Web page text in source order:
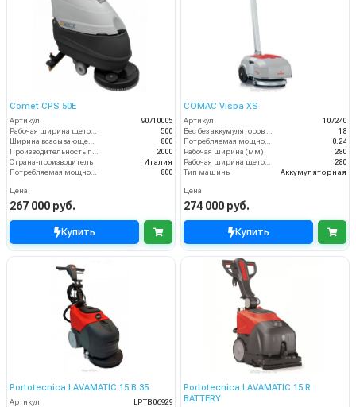
Comet CPS 50E
Артикул
90710005
500
800
2000
Страна-производитель
Италия
800
Цена
267 000 руб.
Купить
COMAC Vispa XS
Артикул
107240
18
0.24
Рабочая ширина (мм)
280
280
Тип машины
Аккумуляторная
Цена
274 000 руб.
Купить
Portotecnica LAVAMATIC 15 B 35
Артикул
LPTB06929
Portotecnica LAVAMATIC 15 R
BATTERY